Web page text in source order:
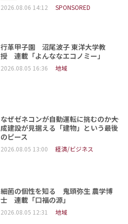
2026.08.06 14:12 SPONSORED
行革甲子園 沼尾波子 東洋大学教
授 連載「よんななエコノミー」
2026.08.05 16:36 地域
なぜゼネコンが自動運転に挑むのか――大
成建設が見据える「建物」という最後
のピース
2026.08.05 13:00 経済/ビジネス
細菌の個性を知る 鬼頭弥生 農学博
士 連載「口福の源」
2026.08.05 12:31 地域